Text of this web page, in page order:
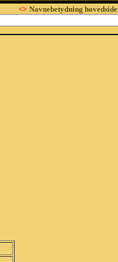
<> Navnebetydning hovedside